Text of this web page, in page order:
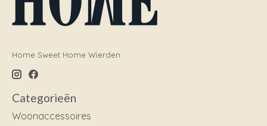
Home Sweet Home Wierden
Categorieën
Woonaccessoires